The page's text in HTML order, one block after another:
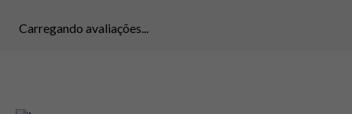
Carregando avaliações...